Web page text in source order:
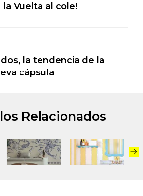
la Vuelta al cole!
la tendencia de la
cápsula
Relacionados